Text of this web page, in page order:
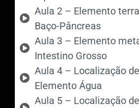
Aula 2 – Elemento
Baço-Pâncreas
Aula 3 – Elemento
Intestino Grosso
Aula 4 – Localização
Elemento Água
Aula 5 – Localização